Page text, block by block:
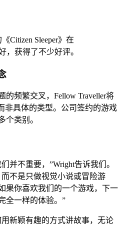
Citizen Sleeper》在
，获得了不少好评。
的频繁交叉，Fellow Traveller将
非具体的类型。公司签约的游戏
个类别。
并不重要，”Wright告诉我们。
不是只做视觉小说或冒险游
果你喜欢我们的一个游戏，下一
全一样的体验。”
新颖有趣的方式讲故事，无论